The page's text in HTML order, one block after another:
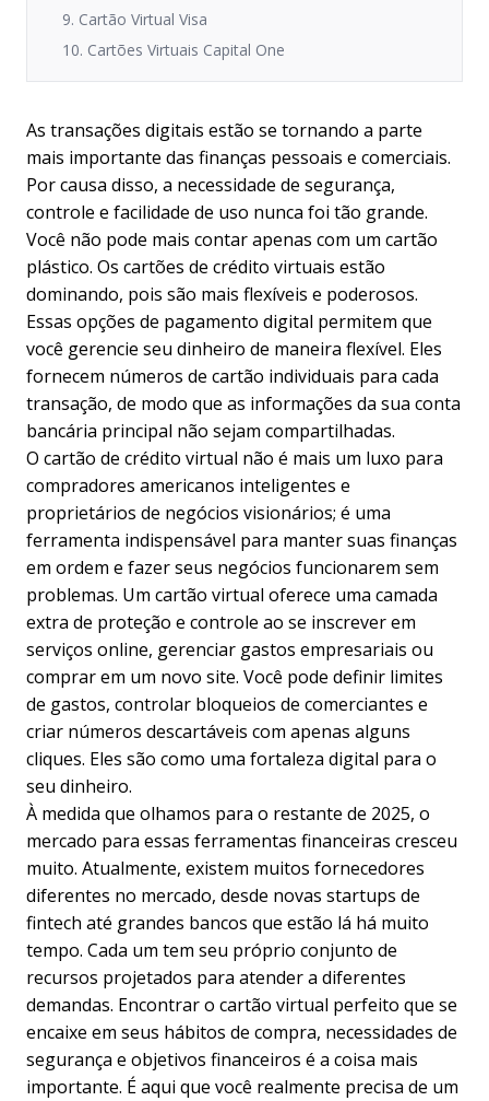
9. Cartão Virtual Visa
10. Cartões Virtuais Capital One
As transações digitais estão se tornando a parte
mais importante das finanças pessoais e comerciais.
Por causa disso, a necessidade de segurança,
controle e facilidade de uso nunca foi tão grande.
Você não pode mais contar apenas com um cartão
plástico. Os cartões de crédito virtuais estão
dominando, pois são mais flexíveis e poderosos.
Essas opções de pagamento digital permitem que
você gerencie seu dinheiro de maneira flexível. Eles
fornecem números de cartão individuais para cada
transação, de modo que as informações da sua conta
bancária principal não sejam compartilhadas.
O cartão de crédito virtual não é mais um luxo para
compradores americanos inteligentes e
proprietários de negócios visionários; é uma
ferramenta indispensável para manter suas finanças
em ordem e fazer seus negócios funcionarem sem
problemas. Um cartão virtual oferece uma camada
extra de proteção e controle ao se inscrever em
serviços online, gerenciar gastos empresariais ou
comprar em um novo site. Você pode definir limites
de gastos, controlar bloqueios de comerciantes e
criar números descartáveis com apenas alguns
cliques. Eles são como uma fortaleza digital para o
seu dinheiro.
À medida que olhamos para o restante de 2025, o
mercado para essas ferramentas financeiras cresceu
muito. Atualmente, existem muitos fornecedores
diferentes no mercado, desde novas startups de
fintech até grandes bancos que estão lá há muito
tempo. Cada um tem seu próprio conjunto de
recursos projetados para atender a diferentes
demandas. Encontrar o cartão virtual perfeito que se
encaixe em seus hábitos de compra, necessidades de
segurança e objetivos financeiros é a coisa mais
importante. É aqui que você realmente precisa de um